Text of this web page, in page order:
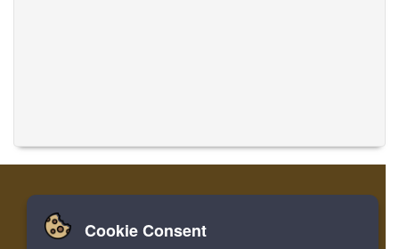
家 ログイン 登録
Cookie Consent